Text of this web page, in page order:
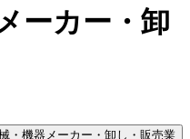
ーカー・卸
・機器メーカー・卸し・販売業